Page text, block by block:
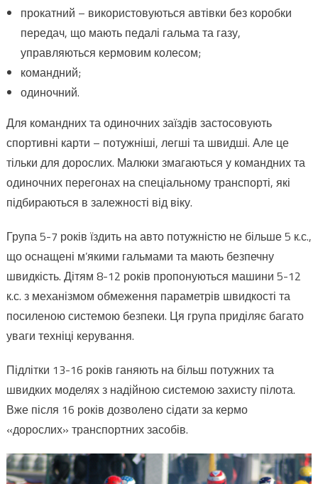
прокатний – використовуються автівки без коробки
передач, що мають педалі гальма та газу,
управляються кермовим колесом;
командний;
одиночний.
Для командних та одиночних заїздів застосовують
спортивні карти – потужніші, легші та швидші. Але це
тільки для дорослих. Малюки змагаються у командних та
одиночних перегонах на спеціальному транспорті, які
підбираються в залежності від віку.
Група 5-7 років їздить на авто потужністю не більше 5 к.с.,
що оснащені м’якими гальмами та мають безпечну
швидкість. Дітям 8-12 років пропонуються машини 5-12
к.с. з механізмом обмеження параметрів швидкості та
посиленою системою безпеки. Ця група приділяє багато
уваги техніці керування.
Підлітки 13-16 років ганяють на більш потужних та
швидких моделях з надійною системою захисту пілота.
Вже після 16 років дозволено сідати за кермо
«дорослих» транспортних засобів.